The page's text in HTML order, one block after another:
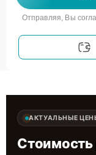
Отправляя, Вы
АКТУАЛЬНЫЕ
Стоимость